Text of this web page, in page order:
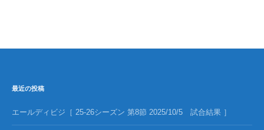
最近の投稿
エールディビジ［ 25-26シーズン 第8節 2025/10/5 試合結果 ］